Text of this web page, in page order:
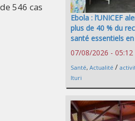
546 cas
Ebola : l’UNICEF
plus de 40 % du
santé essentiels
07/08/2026 - 05:12
Santé, Actualité /
Ituri